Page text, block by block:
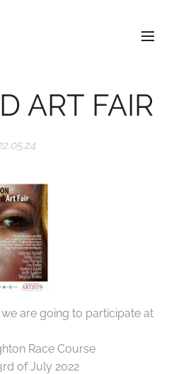
ART FAIR
are going to participate at
Race Course
of July 2022